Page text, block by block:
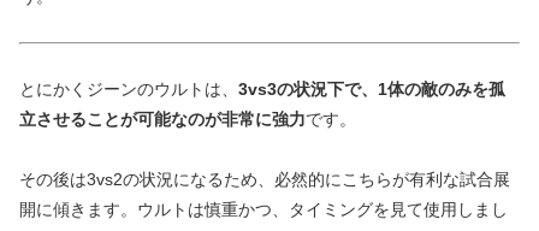
とにかくジーンのウルトは、 3vs3の状況下で、1体の敵のみを孤
立させることが可能なのが非常に強力です。
その後は3vs2の状況になるため、必然的にこちらが有利な試合展
開に傾きます。ウルトは慎重かつ、タイミングを見て使用しまし